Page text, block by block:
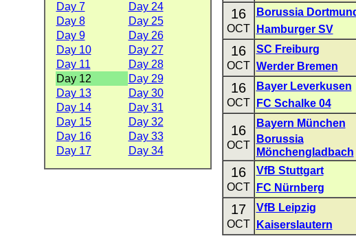
Day 7
Day 24
Day 8
Day 25
Day 9
Day 26
Day 10
Day 27
Day 11
Day 28
Day 12
Day 29
Day 13
Day 30
Day 14
Day 31
Day 15
Day 32
Day 16
Day 33
Day 17
Day 34
16
OCT
Borussia
Hamburger SV
16
OCT
SC Freiburg
Werder Bremen
16
OCT
Bayer Leverkusen
FC Schalke 04
16
OCT
Bayern München
Borussia
Mönchengladbach
16
OCT
VfB Stuttgart
FC Nürnberg
17
OCT
VfB Leipzig
Kaiserslautern